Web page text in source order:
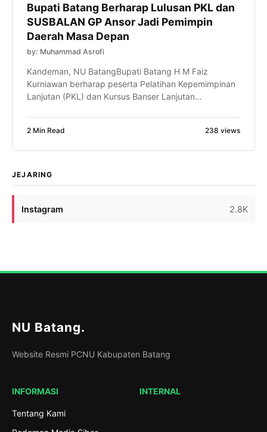
Bupati Batang Berharap Lulusan PKL dan
SUSBALAN GP Ansor Jadi Pemimpin
Daerah Masa Depan
by: Muhammad Asrofi
Kandeman, NU BatangBupati Batang H M Faiz
Kurniawan berharap peserta Pelatihan Kepemimpinan
Lanjutan (PKL) dan Kursus Banser Lanjutan
masing-masing. Bahkan, ia optimistis dari proses
mendatang. Harapan itu disampaikan Faiz saat […]
2 Min Read 238 views
JEJARING
Instagram 2.8K
NU Batang.
Website Resmi PCNU Kabupaten Batang
INFORMASI
Tentang Kami
INTERNAL